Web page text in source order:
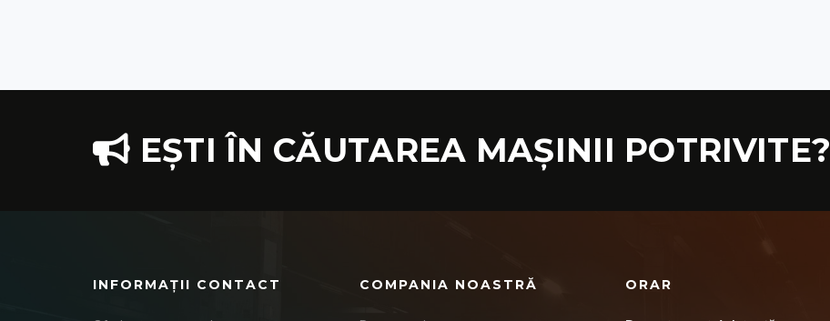
EȘTI ÎN CĂUTAREA MAȘINII POTRIVITE?
INFORMAȚII CONTACT COMPANIA NOASTRĂ ORAR